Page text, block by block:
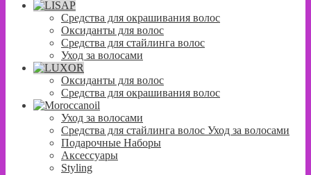
Средства для окрашивания волос
Оксиданты для волос
Средства для стайлинга волос
Уход за волосами
Оксиданты для волос
Средства для окрашивания волос
Уход за волосами
Средства для стайлинга волос Уход за волосами
Подарочные Наборы
Аксессуары
Styling